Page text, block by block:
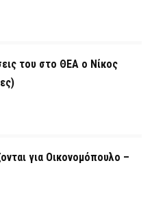
του στο ΘΕΑ ο Νίκος
για Οικονομόπουλο –